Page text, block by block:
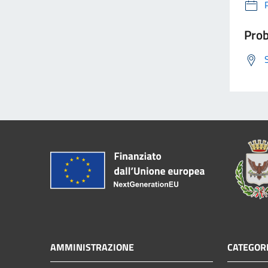
AMMINISTRAZIONE